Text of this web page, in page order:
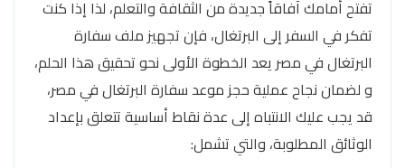
تفتح أمامك آفاقاً جديدة من الثقافة والتعلم، لذا إذا كنت
تفكر في السفر إلى البرتغال، فإن تجهيز ملف سفارة
البرتغال في مصر يعد الخطوة الأولى نحو تحقيق هذا الحلم،
و لضمان نجاح عملية حجز موعد سفارة البرتغال في مصر،
قد يجب عليك الانتباه إلى عدة نقاط أساسية تتعلق بإعداد
الوثائق المطلوبة، والتي تشمل: